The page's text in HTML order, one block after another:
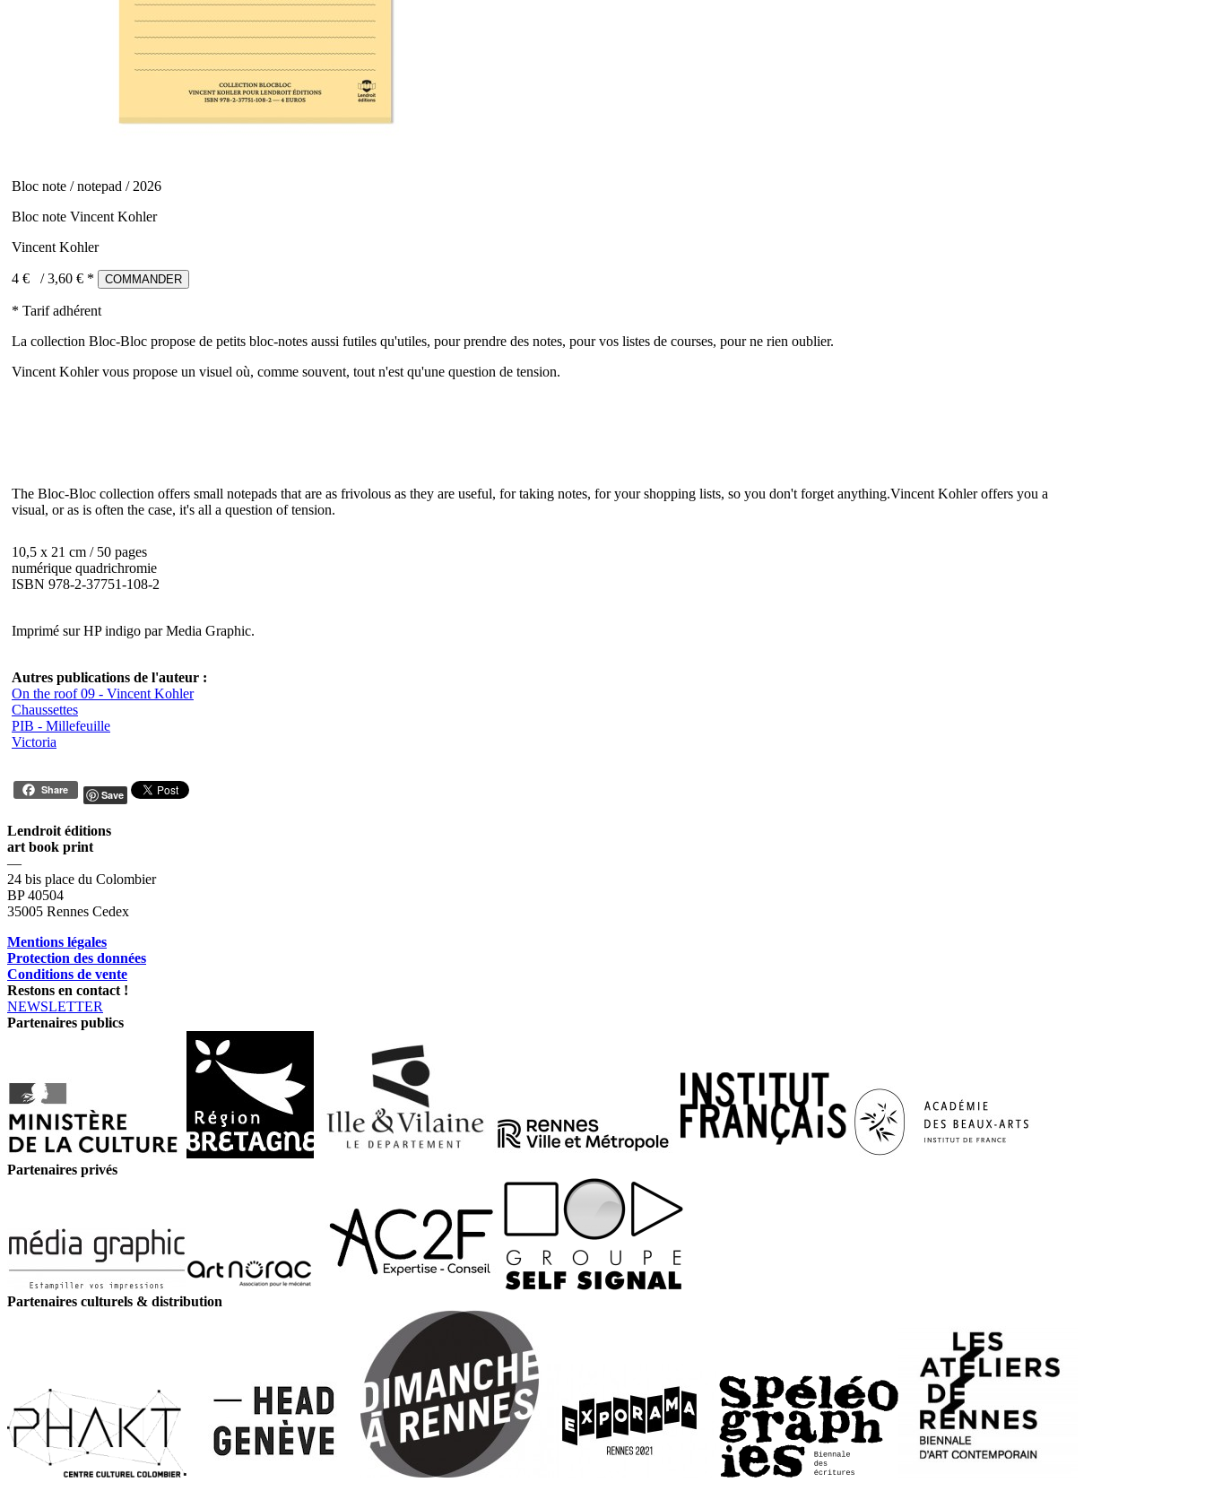
Bloc note / notepad / 2026
Bloc note Vincent Kohler
Vincent Kohler
4 € /3,60 € * COMMANDER
* Tarif adhérent
La collection Bloc-Bloc propose de petits bloc-notes aussi futiles qu'utiles, pour prendre des notes, pour vos listes de courses, pour ne rien oublier.
Vincent Kohler vous propose un visuel où, comme souvent, tout n'est qu'une question de tension.
The Bloc-Bloc collection offers small notepads that are as frivolous as they are useful, for taking notes, for your shopping lists, so you don't forget anything.Vincent Kohler offers you a
visual, or as is often the case, it's all a question of tension.
10,5 x 21 cm / 50 pages
numérique quadrichromie
ISBN 978-2-37751-108-2
Imprimé sur HP indigo par Media Graphic.
Autres publications de l'auteur :
On the roof 09 - Vincent Kohler
Chaussettes
PIB - Millefeuille
Victoria
Share Save
Lendroit éditions
art book print
—
24 bis place du Colombier
BP 40504
35005 Rennes Cedex
Mentions légales
Protection des données
Conditions de vente
Restons en contact !
NEWSLETTER
Partenaires publics
Partenaires privés
Partenaires culturels & distribution